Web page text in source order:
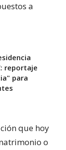
a
reportaje
para
que hoy
o